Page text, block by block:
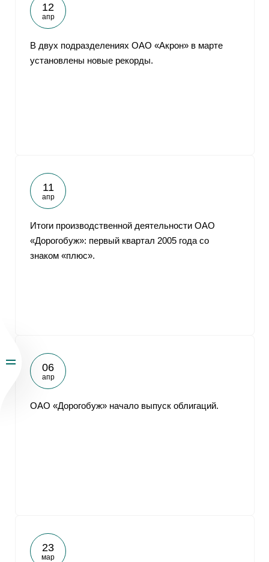
12
апр
В двух подразделениях ОАО «Акрон» в марте
установлены новые рекорды.
11
апр
Итоги производственной деятельности ОАО
«Дорогобуж»: первый квартал 2005 года со
знаком «плюс».
06
апр
ОАО «Дорогобуж» начало выпуск облигаций.
23
мар